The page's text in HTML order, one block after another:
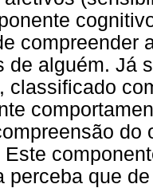
compreender
de alguém. Já
classificado
do
perceba que